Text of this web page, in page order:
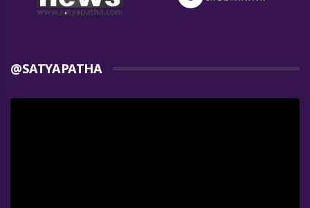
@SATYAPATHA